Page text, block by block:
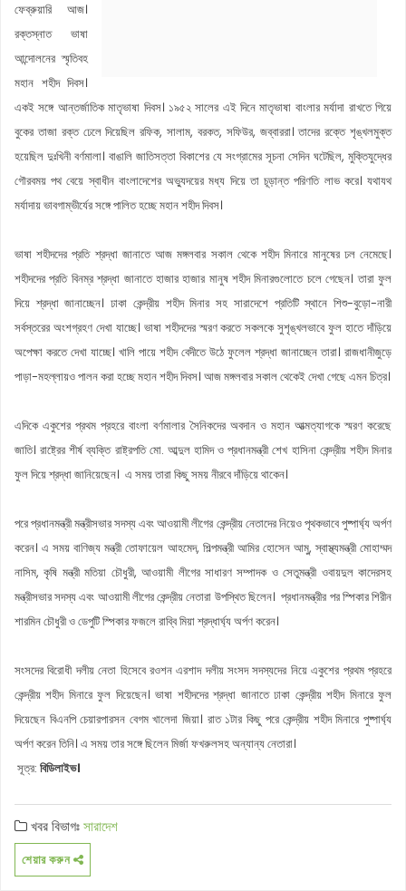
ফেব্রুয়ারি আজ।
রক্তস্নাত ভাষা
আন্দোলনের স্মৃতিবহ
মহান শহীদ দিবস।
একই সঙ্গে আন্তর্জাতিক মাতৃভাষা দিবস। ১৯৫২ সালের এই দিনে মাতৃভাষা বাংলার মর্যাদা রাখতে গিয়ে
বুকের তাজা রক্ত ঢেলে দিয়েছিল রফিক, সালাম, বরকত, সফিউর, জব্বাররা। তাদের রক্তে শৃঙ্খলমুক্ত
হয়েছিল দুঃখিনী বর্ণমালা। বাঙালি জাতিসত্তা বিকাশের যে সংগ্রামের সূচনা সেদিন ঘটেছিল, মুক্তিযুদ্ধের
গৌরবময় পথ বেয়ে স্বাধীন বাংলাদেশের অভ্যুদয়ের মধ্য দিয়ে তা চূড়ান্ত পরিণতি লাভ করে। যথাযথ
মর্যাদায় ভাবগাম্ভীর্যের সঙ্গে পালিত হচ্ছে মহান শহীদ দিবস।
ভাষা শহীদদের প্রতি শ্রদ্ধা জানাতে আজ মঙ্গলবার সকাল থেকে শহীদ মিনারে মানুষের ঢল নেমেছে।
শহীদদের প্রতি বিনম্র শ্রদ্ধা জানাতে হাজার হাজার মানুষ শহীদ মিনারগুলোতে চলে গেছেন। তারা ফুল
দিয়ে শ্রদ্ধা জানাচ্ছেন। ঢাকা কেন্দ্রীয় শহীদ মিনার সহ সারাদেশে প্রতিটি স্থানে শিশু-বুড়ো-নারী
সর্বস্তরের অংশগ্রহণ দেখা যাচ্ছে। ভাষা শহীদদের স্মরণ করতে সকলকে সুশৃঙ্খলভাবে ফুল হাতে দাঁড়িয়ে
অপেক্ষা করতে দেখা যাচ্ছে। খালি পায়ে শহীদ বেদীতে উঠে ফুলেল শ্রদ্ধা জানাচ্ছেন তারা। রাজধানীজুড়ে
পাড়া-মহল্লায়ও পালন করা হচ্ছে মহান শহীদ দিবস। আজ মঙ্গলবার সকাল থেকেই দেখা গেছে এমন চিত্র।
এদিকে একুশের প্রথম প্রহরে বাংলা বর্ণমালার সৈনিকদের অবদান ও মহান আত্মত্যাগকে স্মরণ করেছে
জাতি। রাষ্ট্রের শীর্ষ ব্যক্তি রাষ্ট্রপতি মো. আব্দুল হামিদ ও প্রধানমন্ত্রী শেখ হাসিনা কেন্দ্রীয় শহীদ মিনার
ফুল দিয়ে শ্রদ্ধা জানিয়েছেন। এ সময় তারা কিছু সময় নীরবে দাঁড়িয়ে থাকেন।
পরে প্রধানমন্ত্রী মন্ত্রীসভার সদস্য এবং আওয়ামী লীগের কেন্দ্রীয় নেতাদের নিয়েও পৃথকভাবে পুষ্পার্ঘ্য অর্পণ
করেন। এ সময় বাণিজ্য মন্ত্রী তোফায়েল আহমেদ, শিল্পমন্ত্রী আমির হোসেন আমু, স্বাস্থ্যমন্ত্রী মোহাম্মদ
নাসিম, কৃষি মন্ত্রী মতিয়া চৌধুরী, আওয়ামী লীগের সাধারণ সম্পাদক ও সেতুমন্ত্রী ওবায়দুল কাদেরসহ
মন্ত্রীসভার সদস্য এবং আওয়ামী লীগের কেন্দ্রীয় নেতারা উপস্থিত ছিলেন। প্রধানমন্ত্রীর পর স্পিকার শিরীন
শারমিন চৌধুরী ও ডেপুটি স্পিকার ফজলে রাব্বি মিয়া শ্রদ্ধার্ঘ্য অর্পণ করেন।
সংসদের বিরোধী দলীয় নেতা হিসেবে রওশন এরশাদ দলীয় সংসদ সদস্যদের নিয়ে একুশের প্রথম প্রহরে
কেন্দ্রীয় শহীদ মিনারে ফুল দিয়েছেন। ভাষা শহীদদের শ্রদ্ধা জানাতে ঢাকা কেন্দ্রীয় শহীদ মিনারে ফুল
দিয়েছেন বিএনপি চেয়ারপারসন বেগম খালেদা জিয়া। রাত ১টার কিছু পরে কেন্দ্রীয় শহীদ মিনারে পুষ্পার্ঘ্য
অর্পণ করেন তিনি। এ সময় তার সঙ্গে ছিলেন মির্জা ফখরুলসহ অন্যান্য নেতারা।
সূত্র: বিডিলাইভ।
খবর বিভাগঃসারাদেশ
শেয়ার করুন